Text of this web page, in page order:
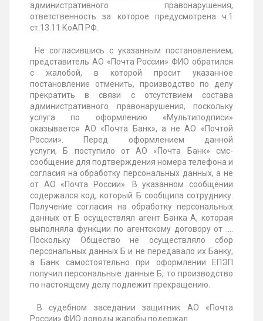
административного правонарушения,
ответственность за которое предусмотрена ч.1
ст.13.11 КоАП РФ.
Не согласившись с указанным постановлением,
представитель АО «Почта России» ФИО обратился
с жалобой, в которой просит указанное
постановление отменить, производство по делу
прекратить в связи с отсутствием состава
административного правонарушения, поскольку
услуга по оформлению «Мультиподписи»
оказывается АО «Почта Банк», а не АО «Почтой
России». Перед оформлением данной
услуги, Б поступило от АО «Почта Банк» смс-
сообщение для подтверждения номера телефона и
согласия на обработку персональных данных, а не
от АО «Почта России». В указанном сообщении
содержался код, который Б сообщила сотруднику.
Получение согласия на обработку персональных
данных от Б осуществлял агент Банка А, которая
выполняла функции по агентскому договору от ....
Поскольку Общество не осуществляло сбор
персональных данных Б и не передавало их Банку,
а Банк самостоятельно при оформлении ЕПЭП
получил персональные данные Б, то производство
по настоящему делу подлежит прекращению.
В судебном заседании защитник АО «Почта
России» ФИО доводы жалобы подержал.